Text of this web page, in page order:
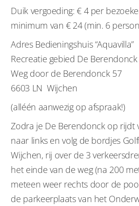
Duik vergoeding: € 4 per
minimum van € 24 (min. 6
Adres Bedieningshuis “Aquavilla”
Recreatie gebied De Berendonck
Weg door de Berendonck 57
6603 LN Wijchen
(alléén aanwezig op afspraak!)
Zodra je De Berendonck op rijdt
naar links en volg de bordjes
Wijchen, rij over de 3
het einde van de weg (na 200
meteen weer rechts door de
de parkeerplaats van het